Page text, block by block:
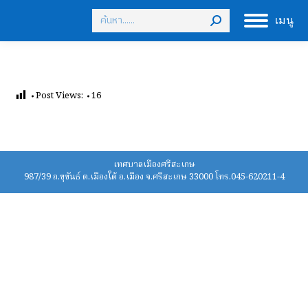
เมนู
Search:
Post Views: 16
เทศบาลเมืองศรีสะเกษ
987/39 ถ.ขุขันธ์ ต.เมืองใต้ อ.เมือง จ.ศรีสะเกษ 33000 โทร.045-620211-4